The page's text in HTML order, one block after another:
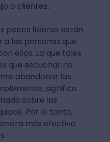
o clientes.
pocos líderes están
a las personas que
ellos. Lo que tales
que escuchar no
abandonar las
significa
sobre las
Por lo tanto,
más efectiva